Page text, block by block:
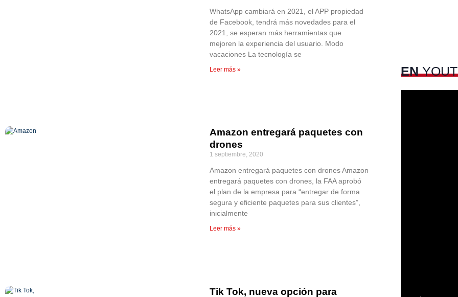
WhatsApp cambiará en 2021, el APP propiedad
de Facebook, tendrá más novedades para el
2021, se esperan más herramientas que
mejoren la experiencia del usuario. Modo
vacaciones La tecnología se
Leer más »
Amazon entregará paquetes con
drones
1 septiembre, 2020
Amazon entregará paquetes con drones Amazon
entregará paquetes con drones, la FAA aprobó
el plan de la empresa para “entregar de forma
segura y eficiente paquetes para sus clientes”,
inicialmente
Leer más »
Tik Tok, nueva opción para
EN